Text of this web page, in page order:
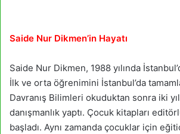
Saide Nur Dikmen’in Hayatı
Saide Nur Dikmen, 1988 yılında
İlk ve orta öğrenimini İstanbul’da
Davranış Bilimleri okuduktan sonra iki
danışmanlık yaptı. Çocuk kitapları
başladı. Aynı zamanda çocuklar için